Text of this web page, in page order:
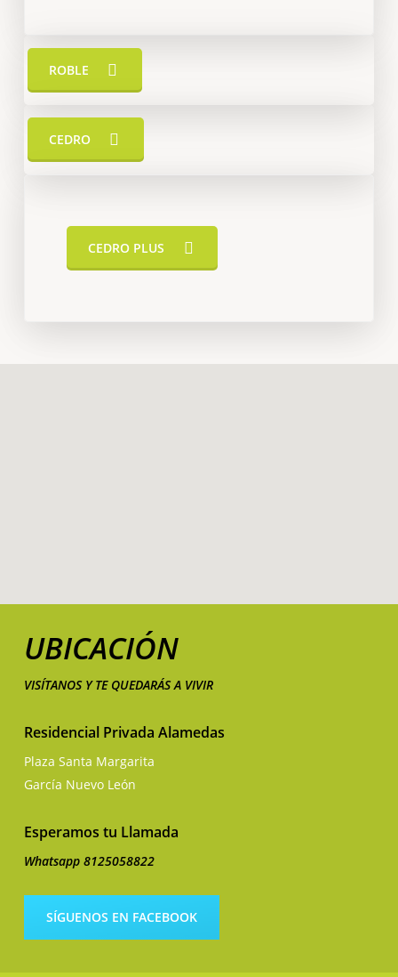
ROBLE
CEDRO
CEDRO PLUS
UBICACIÓN
VISÍTANOS Y TE QUEDARÁS A VIVIR
Residencial Privada Alamedas
Plaza Santa Margarita
García Nuevo León
Esperamos tu Llamada
Whatsapp 8125058822
SÍGUENOS EN FACEBOOK